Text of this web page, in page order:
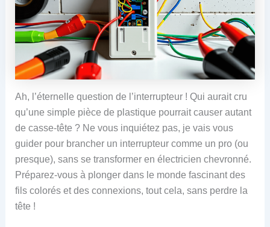
Ah, l’éternelle question de l’interrupteur ! Qui aurait cru
qu’une simple pièce de plastique pourrait causer autant
de casse-tête ? Ne vous inquiétez pas, je vais vous
guider pour brancher un interrupteur comme un pro (ou
presque), sans se transformer en électricien chevronné.
Préparez-vous à plonger dans le monde fascinant des
fils colorés et des connexions, tout cela, sans perdre la
tête !